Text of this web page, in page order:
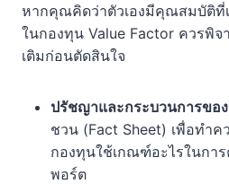
หากคุณคิดว่าตัวเองมีคุณสมบัติที่
ในกองทุน Value Factor ควรพิจ
เติมก่อนตัดสินใจ
ปรัชญาและกระบวนการขอ
ชวน (Fact Sheet) เพื่อทำค
กองทุนใช้เกณฑ์อะไรในการ
พอร์ต